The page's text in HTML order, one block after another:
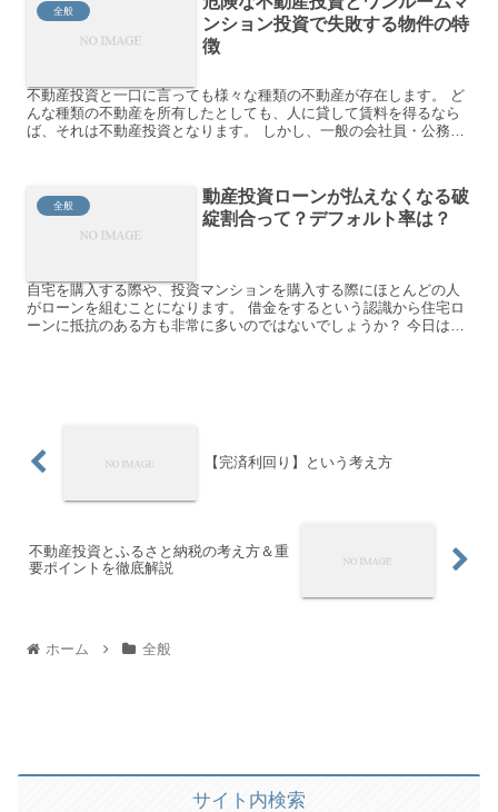
全般
ンション投資で失敗する物件の特
徴
不動産投資と一口に言っても様々な種類の不動産が存在します。 ど
んな種類の不動産を所有したとしても、人に貸して賃料を得るなら
ば、それは不動産投資となります。 しかし、一般の会社員・公務
全般
動産投資ローンが払えなくなる破
綻割合って？デフォルト率は？
自宅を購入する際や、投資マンションを購入する際にほとんどの人
がローンを組むことになります。 借金をするという認識から住宅ロ
ーンに抵抗のある方も非常に多いのではないでしょうか？ 今日は実
【完済利回り】という考え方
不動産投資とふるさと納税の考え方＆重
要ポイントを徹底解説
ホーム 全般
サイト内検索